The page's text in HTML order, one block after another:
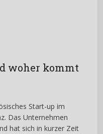
woher kommt
Start-up im
Das Unternehmen
hat sich in kurzer Zeit